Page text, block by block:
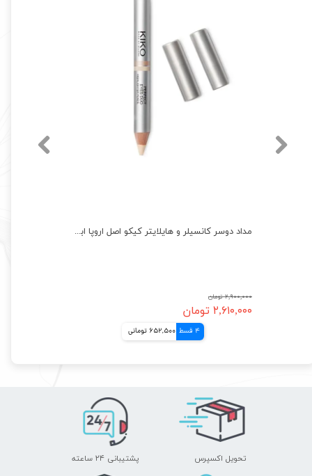
مداد دوسر کانسیلر و هایلایتر کیکو اصل اروپا ابرو صورت و بدن بادوام Kiko
۲,۹۰۰,۰۰۰ تومان
۲,۶۱۰,۰۰۰ تومان
4 قسط 652,500 تومانی
تحویل اکسپرس پشتیبانی ۲۴ ساعته